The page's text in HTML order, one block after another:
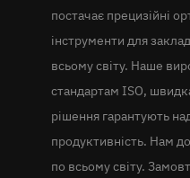
постачає прецизійні
інструменти для
всьому світу. Наше
стандартам ISO,
рішення гарантують
продуктивність. Нам
по всьому світу.